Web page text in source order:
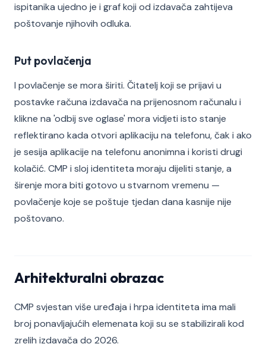
ispitanika ujedno je i graf koji od izdavača zahtijeva
poštovanje njihovih odluka.
Put povlačenja
I povlačenje se mora širiti. Čitatelj koji se prijavi u
postavke računa izdavača na prijenosnom računalu i
klikne na 'odbij sve oglase' mora vidjeti isto stanje
reflektirano kada otvori aplikaciju na telefonu, čak i ako
je sesija aplikacije na telefonu anonimna i koristi drugi
kolačić. CMP i sloj identiteta moraju dijeliti stanje, a
širenje mora biti gotovo u stvarnom vremenu —
povlačenje koje se poštuje tjedan dana kasnije nije
poštovano.
Arhitekturalni obrazac
CMP svjestan više uređaja i hrpa identiteta ima mali
broj ponavljajućih elemenata koji su se stabilizirali kod
zrelih izdavača do 2026.